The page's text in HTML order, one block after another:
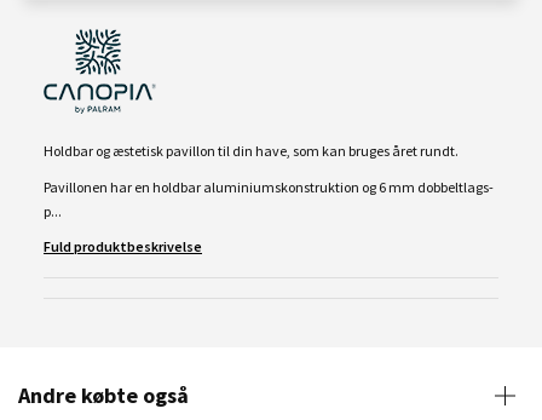
Holdbar og æstetisk pavillon til din have, som kan bruges året rundt.
Pavillonen har en holdbar aluminiumskonstruktion og 6 mm dobbeltlags-
p...
Fuld produktbeskrivelse
Andre købte også